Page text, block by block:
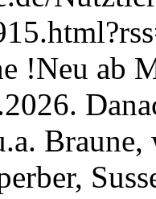
!Neu ab
Braune,